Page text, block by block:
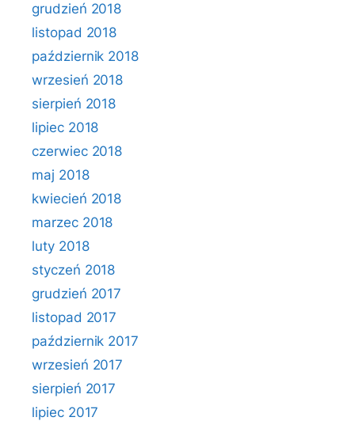
grudzień 2018
listopad 2018
październik 2018
wrzesień 2018
sierpień 2018
lipiec 2018
czerwiec 2018
maj 2018
kwiecień 2018
marzec 2018
luty 2018
styczeń 2018
grudzień 2017
listopad 2017
październik 2017
wrzesień 2017
sierpień 2017
lipiec 2017